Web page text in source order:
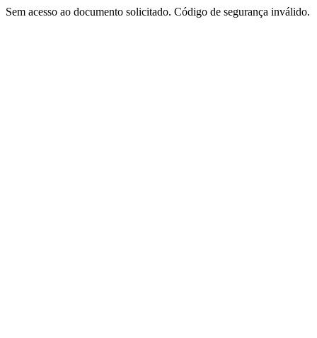
Sem acesso ao documento solicitado. Código de segurança inválido.